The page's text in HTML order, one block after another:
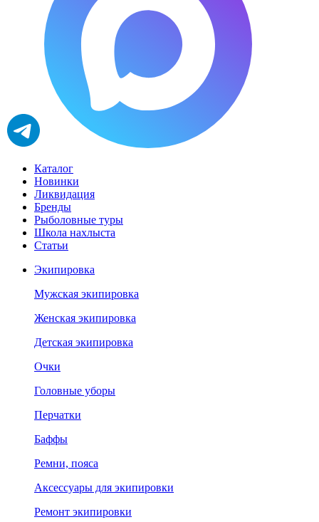
Каталог
Новинки
Ликвидация
Бренды
Рыболовные туры
Школа нахлыста
Статьи
Экипировка
Мужская экипировка
Женская экипировка
Детская экипировка
Очки
Головные уборы
Перчатки
Баффы
Ремни, пояса
Аксессуары для экипировки
Ремонт экипировки